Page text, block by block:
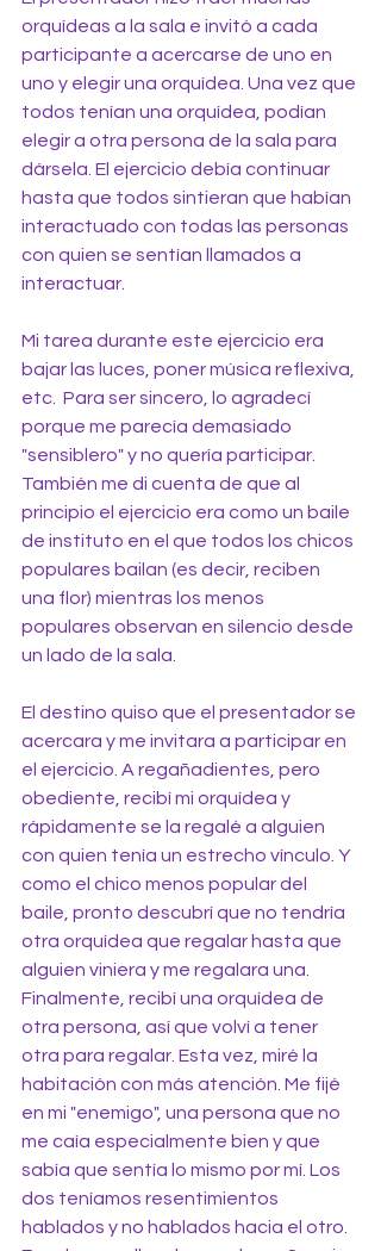
orquídeas a la sala e invitó a cada
participante a acercarse de uno en
uno y elegir una orquídea. Una vez que
todos tenían una orquídea, podían
elegir a otra persona de la sala para
dársela. El ejercicio debía continuar
hasta que todos sintieran que habían
interactuado con todas las personas
con quien se sentían llamados a
interactuar.
Mi tarea durante este ejercicio era
bajar las luces, poner música reflexiva,
etc.  Para ser sincero, lo agradecí
porque me parecía demasiado
"sensiblero" y no quería participar.
También me di cuenta de que al
principio el ejercicio era como un baile
de instituto en el que todos los chicos
populares bailan (es decir, reciben
una flor) mientras los menos
populares observan en silencio desde
un lado de la sala.
El destino quiso que el presentador se
acercara y me invitara a participar en
el ejercicio. A regañadientes, pero
obediente, recibí mi orquídea y
rápidamente se la regalé a alguien
con quien tenía un estrecho vínculo. Y
como el chico menos popular del
baile, pronto descubrí que no tendría
otra orquídea que regalar hasta que
alguien viniera y me regalara una.
Finalmente, recibí una orquídea de
otra persona, así que volví a tener
otra para regalar. Esta vez, miré la
habitación con más atención. Me fijé
en mi "enemigo", una persona que no
me caía especialmente bien y que
sabía que sentía lo mismo por mí. Los
dos teníamos resentimientos
hablados y no hablados hacia el otro.